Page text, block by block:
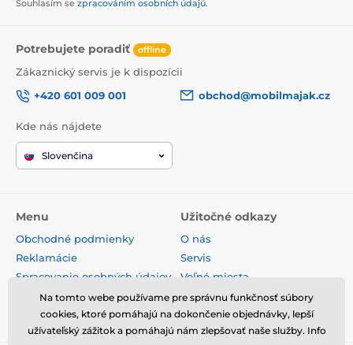
Souhlasím se zpracováním osobních údajů.
Potrebujete poradiť offline
Zákaznický servis je k dispozícii
+420 601 009 001
obchod@mobilmajak.cz
Kde nás nájdete
Slovenčina
Menu
Obchodné podmienky
Reklamácie
Spracovanie osobných údajov
Doprava a platba
Odstúpenie od zmluvy
Užitočné odkazy
O nás
Servis
Voľné miesta
Kontakt
Na tomto webe používame pre správnu funkčnosť súbory
cookies, ktoré pomáhajú na dokončenie objednávky, lepší
užívateľský zážitok a pomáhajú nám zlepšovať naše služby. Info